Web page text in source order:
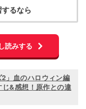
るなら
読みする
」血のハロウィン編
&感想！原作との違